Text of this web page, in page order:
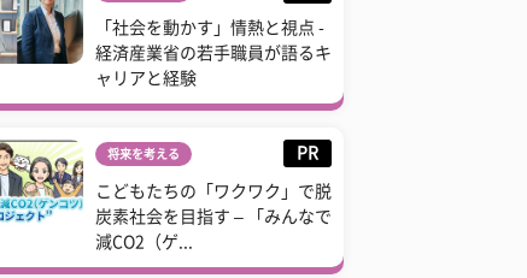
「社会を動かす」情熱と視点 -
経済産業省の若手職員が語るキ
ャリアと経験
将来を考える PR
こどもたちの「ワクワク」で脱
炭素社会を目指す – 「みんなで
減CO2（ゲ...